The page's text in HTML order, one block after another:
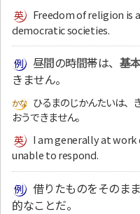
Freedom of religion is
democratic societies.
昼間の時間帯は、 基
きません。
ひるまのじかんたいは、
おうできません。
I am generally at
unable to respond.
借りたものをそのま
的なことだ。